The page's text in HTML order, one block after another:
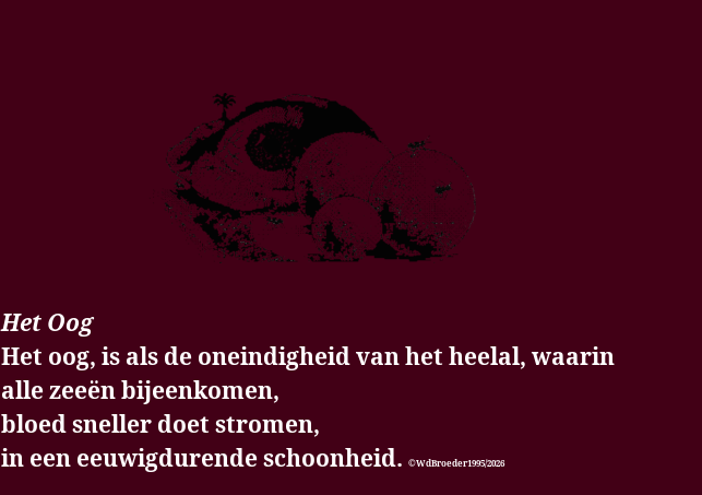
Het Oog
Het oog, is als de oneindigheid van het heelal, waarin
alle zeeën bijeenkomen,
bloed sneller doet stromen,
in een eeuwigdurende schoonheid. ©WdBroeder1995/2026